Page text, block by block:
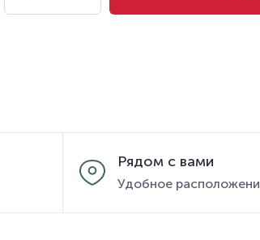
Рядом с вами
Удобное